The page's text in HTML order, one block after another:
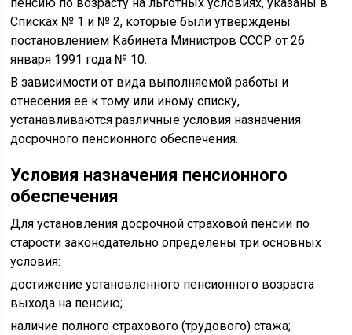
Списках № 1 и № 2, которые были утверждены
постановлением Кабинета Министров СССР от 26
января 1991 года № 10.
В зависимости от вида выполняемой работы и
отнесения ее к тому или иному списку,
устанавливаются различные условия назначения
досрочного пенсионного обеспечения.
Условия назначения пенсионного
обеспечения
Для установления досрочной страховой пенсии по
старости законодательно определены три основных
условия:
достижение установленного пенсионного возраста
выхода на пенсию;
наличие полного страхового (трудового) стажа;